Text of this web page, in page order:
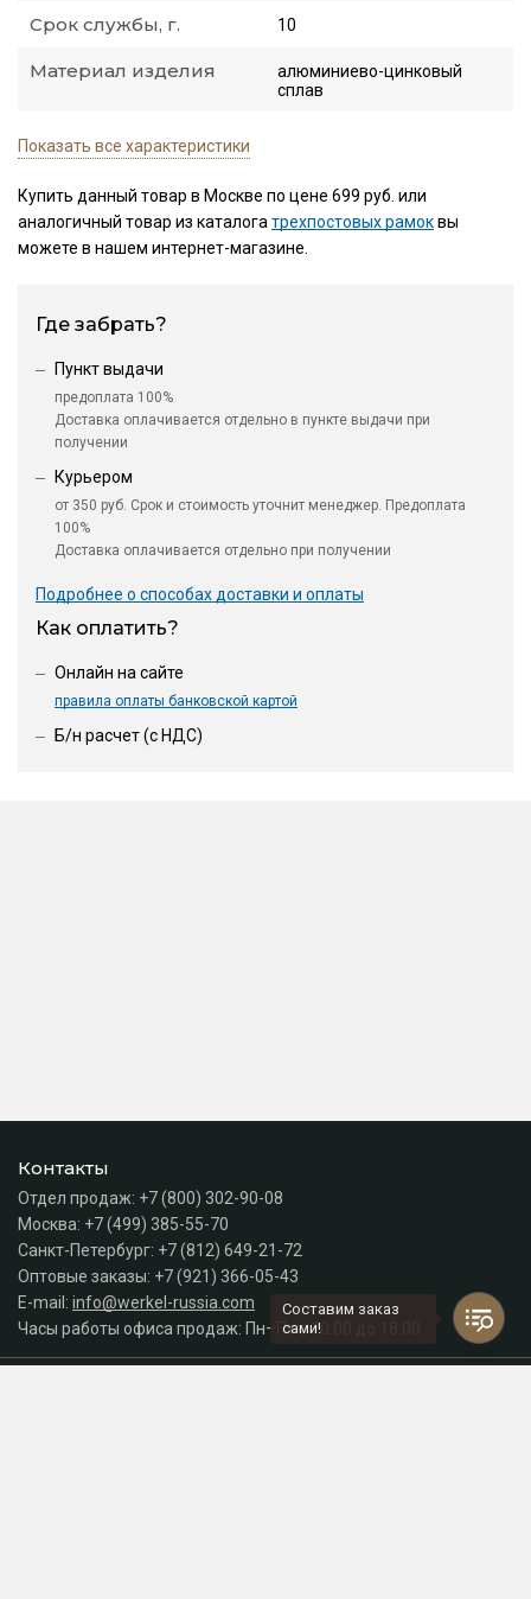
Срок службы, г. 10
Материал изделия
алюминиево-цинковый
сплав
Показать все характеристики
Купить данный товар в Москве по цене 699 руб. или
аналогичный товар из каталогатрехпостовых рамоквы
можете в нашем интернет-магазине.
Где забрать?
Пункт выдачи
предоплата 100%
Доставка оплачивается отдельно в пункте выдачи при
получении
Курьером
от 350 руб. Срок и стоимость уточнит менеджер. Предоплата
100%
Доставка оплачивается отдельно при получении
Подробнее о способах доставки и оплаты
Как оплатить?
Онлайн на сайте
правила оплаты банковской картой
Б/н расчет (c НДС)
Контакты
Отдел продаж: +7 (800) 302-90-08
Москва: +7 (499) 385-55-70
Санкт-Петербург: +7 (812) 649-21-72
Оптовые заказы: +7 (921) 366-05-43
E-mail: info@werkel-russia.com
Часы работы офиса продаж: Пн–Пт с 10:00 до 18:00
Составим заказ
сами!